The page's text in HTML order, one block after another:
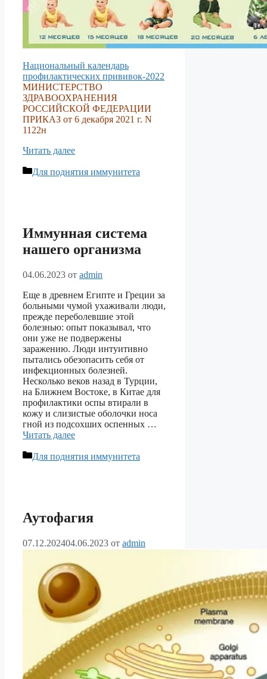
Национальный календарь
профилактических прививок-2022
МИНИСТЕРСТВО
ЗДРАВООХРАНЕНИЯ
РОССИЙСКОЙ ФЕДЕРАЦИИ
ПРИКАЗ от 6 декабря 2021 г. N
1122н
Читать далее
Рубрики
Для поднятия иммунитета
Иммунная система
нашего организма
04.06.2023 от admin
Еще в древнем Египте и Греции за
больными чумой ухаживали люди,
прежде переболевшие этой
болезнью: опыт показывал, что
они уже не подвержены
заражению. Люди интуитивно
пытались обезопасить себя от
инфекционных болезней.
Несколько веков назад в Турции,
на Ближнем Востоке, в Китае для
профилактики оспы втирали в
кожу и слизистые оболочки носа
гной из подсохших оспенных …
Читать далее
Рубрики
Для поднятия иммунитета
Аутофагия
07.12.202404.06.2023 от admin